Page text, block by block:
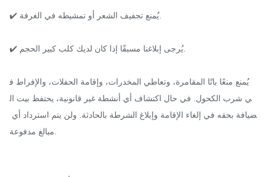
✔️ يُمنع تجفيف الشعر أو تمشيطه في الغرفة.
✔️ يُرجى إبلاغنا مسبقًا إذا كان لديك كلب كبير الحجم.
يُمنع منعًا باتًا المقامرة، وتعاطي المخدرات، وإقامة الحفلات، والإفراط ف
ي شرب الكحول. في حال اكتشاف أي أنشطة غير قانونية، يحتفظ بيت ال
مبالغ مدفوعة.